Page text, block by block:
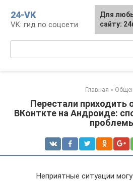
контенту
24-VK
VK: гид по соцсети
Главная »
Перестали приходить
ВКонткте на Андроиде:
Неприятные ситуации
Для
сайту: